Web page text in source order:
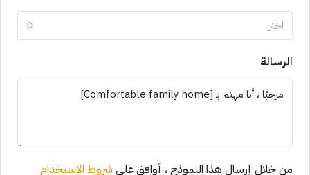
اختر
الرسالة
من خلال إرسال هذا النموذج ، أوافق علىشروط الاستخدام